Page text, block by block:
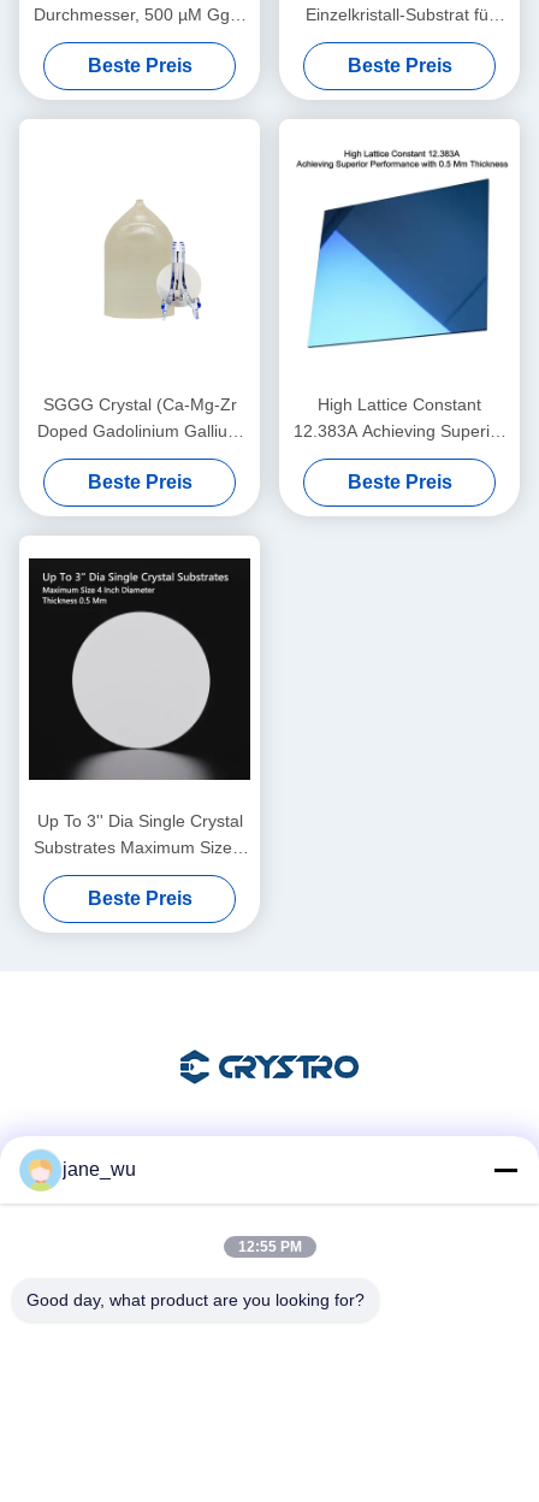
Durchmesser, 500 µM Ggg-
Gadolinium-Gallium-Granat-
Substrate
Beste Preis
Einzelkristall-Substrat für
hochtemperaturfähige
Supraleiter und riesige
Magnetwiderstands-
Dünnfilm
Beste Preis
SGGG Crystal (Ca-Mg-Zr
Doped Gadolinium Gallium
Garnet), professionelles
Substratmaterial, speziell für
das epitaxielle Wachstum
von dünnen Folien von
Bismuth-Eisengarnet
angewendet
Beste Preis
High Lattice Constant
12.383A Achieving Superior
Performance with 0.5 Mm
Thickness
Beste Preis
Up To 3'' Dia Single Crystal
Substrates Maximum Size 4
Inch Diameter Thickness 0.5
Mm
Beste Preis
jane_wu
12:55 PM
Good day, what product are you looking for?